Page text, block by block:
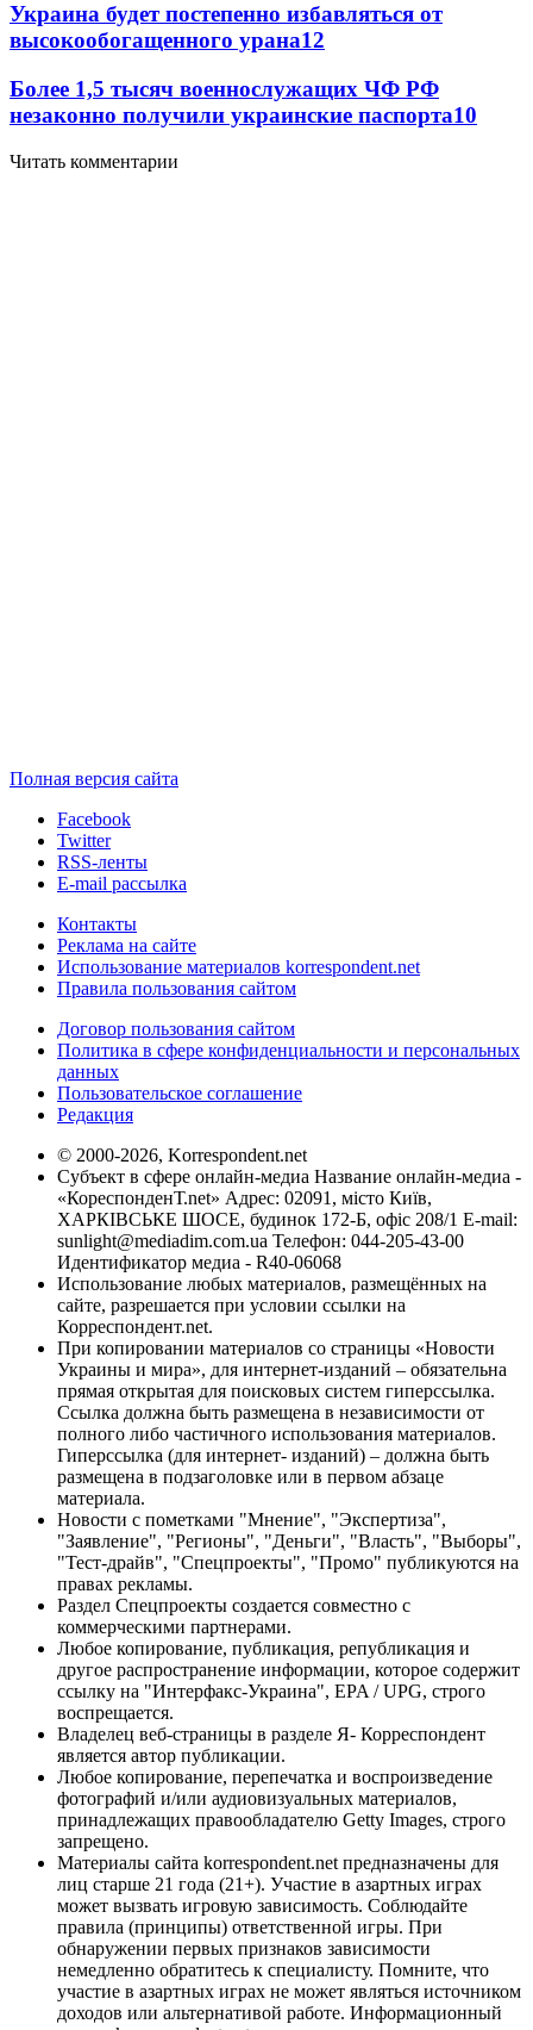
Украина будет постепенно избавляться от
высокообогащенного урана12
Более 1,5 тысяч военнослужащих ЧФ РФ
незаконно получили украинские паспорта10
Читать комментарии
Полная версия сайта
Facebook
Twitter
RSS-ленты
E-mail рассылка
Контакты
Реклама на сайте
Использование материалов korrespondent.net
Правила пользования сайтом
Договор пользования сайтом
Политика в сфере конфиденциальности и персональных
данных
Пользовательское соглашение
Редакция
© 2000-2026, Korrespondent.net
Субъект в сфере онлайн-медиа Название онлайн-медиа -
«КореспонденТ.net» Адрес: 02091, місто Київ,
ХАРКІВСЬКЕ ШОСЕ, будинок 172-Б, офіс 208/1 E-mail:
sunlight@mediadim.com.ua Телефон: 044-205-43-00
Идентификатор медиа - R40-06068
Использование любых материалов, размещённых на
сайте, разрешается при условии ссылки на
Корреспондент.net.
При копировании материалов со страницы «Новости
Украины и мира», для интернет-изданий – обязательна
прямая открытая для поисковых систем гиперссылка.
Ссылка должна быть размещена в независимости от
полного либо частичного использования материалов.
Гиперссылка (для интернет- изданий) – должна быть
размещена в подзаголовке или в первом абзаце
материала.
Новости с пометками "Мнение", "Экспертиза",
"Заявление", "Регионы", "Деньги", "Власть", "Выборы",
"Тест-драйв", "Спецпроекты", "Промо" публикуются на
правах рекламы.
Раздел Спецпроекты создается совместно с
коммерческими партнерами.
Любое копирование, публикация, републикация и
другое распространение информации, которое содержит
ссылку на "Интерфакс-Украина", EPA / UPG, строго
воспрещается.
Владелец веб-страницы в разделе Я- Корреспондент
является автор публикации.
Любое копирование, перепечатка и воспроизведение
фотографий и/или аудиовизуальных материалов,
принадлежащих правообладателю Getty Images, строго
запрещено.
Материалы сайта korrespondent.net предназначены для
лиц старше 21 года (21+). Участие в азартных играх
может вызвать игровую зависимость. Соблюдайте
правила (принципы) ответственной игры. При
обнаружении первых признаков зависимости
немедленно обратитесь к специалисту. Помните, что
участие в азартных играх не может являться источником
доходов или альтернативой работе. Информационный